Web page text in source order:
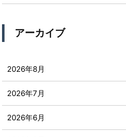
アーカイブ
2026年8月
2026年7月
2026年6月